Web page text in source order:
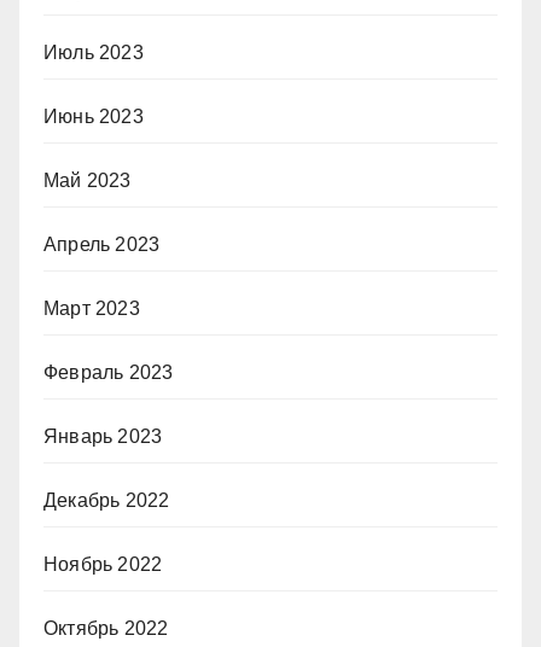
Июль 2023
Июнь 2023
Май 2023
Апрель 2023
Март 2023
Февраль 2023
Январь 2023
Декабрь 2022
Ноябрь 2022
Октябрь 2022